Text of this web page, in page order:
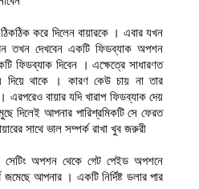
করে দিলেন বায়ারকে । এবার যখন
তখন দেখবেন একটি ফিডব্যাক অপশন
ফিডব্যাক দিবেন । এক্ষেত্রে সাধারণত
থাকে । কারণ কেউ চায় না তার
বায়ার যদি খারাপ ফিডব্যাক দেয়
দিলেই আপনার পারিশ্রমিকটি সে ফেরত
সাথে ভাল সম্পর্ক রাখা খুব জরুরী
সেটিং অপশন থেকে গেট পেইড অপশনে
জমেছে আপনার । একটি নির্দিষ্ট ডলার পার